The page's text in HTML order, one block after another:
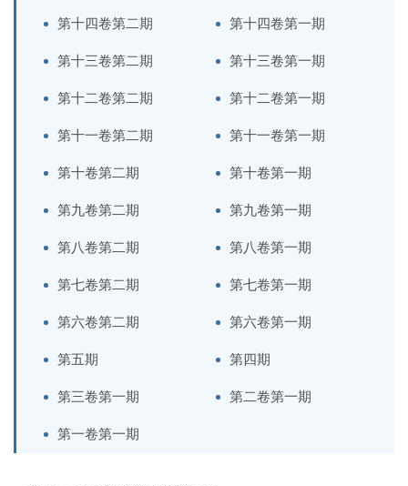
第十四卷第二期 第十四卷第一期
第十三卷第二期 第十三卷第一期
第十二卷第二期 第十二卷第一期
第十一卷第二期 第十一卷第一期
第十卷第二期 第十卷第一期
第九卷第二期 第九卷第一期
第八卷第二期 第八卷第一期
第七卷第二期 第七卷第一期
第六卷第二期 第六卷第一期
第五期 第四期
第三卷第一期 第二卷第一期
第一卷第一期